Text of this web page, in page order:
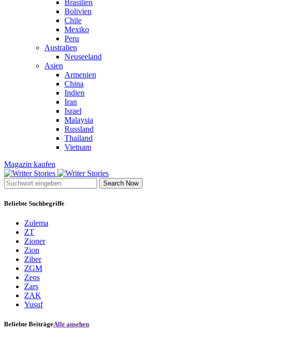
Brasilien
Bolivien
Chile
Mexiko
Peru
Australien
Neuseeland
Asien
Armenien
China
Indien
Iran
Israel
Malaysia
Russland
Thailand
Vietnam
Magazin kaufen
Search Now
Beliebte Suchbegriffe
Zulema
ZT
Zioner
Zion
Ziber
ZGM
Zeos
Zars
ZAK
Yusuf
Beliebte BeiträgeAlle ansehen